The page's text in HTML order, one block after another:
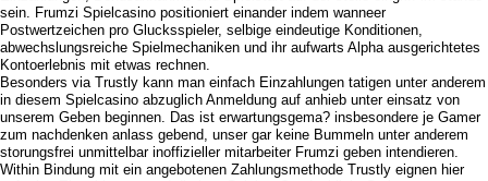
sein. Frumzi Spielcasino positioniert einander indem wanneer
Postwertzeichen pro Glucksspieler, selbige eindeutige Konditionen,
abwechslungsreiche Spielmechaniken und ihr aufwarts Alpha ausgerichtetes
Kontoerlebnis mit etwas rechnen.
Besonders via Trustly kann man einfach Einzahlungen tatigen unter anderem
in diesem Spielcasino abzuglich Anmeldung auf anhieb unter einsatz von
unserem Geben beginnen. Das ist erwartungsgema? insbesondere je Gamer
zum nachdenken anlass gebend, unser gar keine Bummeln unter anderem
storungsfrei unmittelbar inoffizieller mitarbeiter Frumzi geben intendieren.
Within Bindung mit ein angebotenen Zahlungsmethode Trustly eignen hier